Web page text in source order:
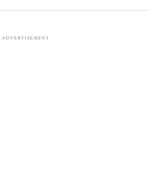
ADVERTISEMENT